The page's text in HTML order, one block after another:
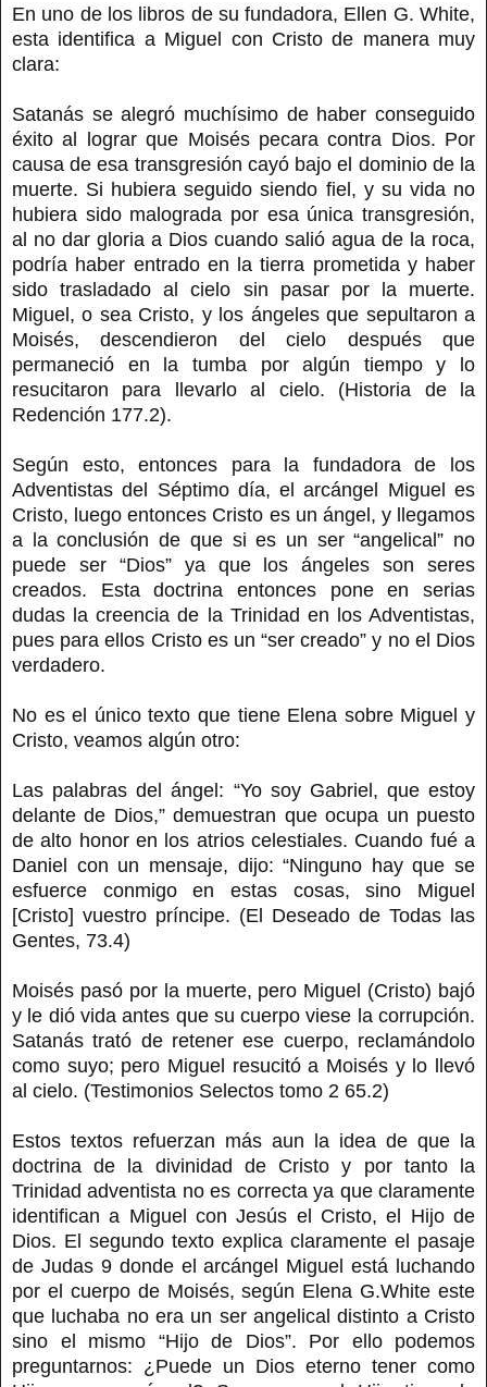
En uno de los libros de su fundadora, Ellen G. White,
esta identifica a Miguel con Cristo de manera muy
clara:
Satanás se alegró muchísimo de haber conseguido
éxito al lograr que Moisés pecara contra Dios. Por
causa de esa transgresión cayó bajo el dominio de la
muerte. Si hubiera seguido siendo fiel, y su vida no
hubiera sido malograda por esa única transgresión,
al no dar gloria a Dios cuando salió agua de la roca,
podría haber entrado en la tierra prometida y haber
sido trasladado al cielo sin pasar por la muerte.
Miguel, o sea Cristo, y los ángeles que sepultaron a
Moisés, descendieron del cielo después que
permaneció en la tumba por algún tiempo y lo
resucitaron para llevarlo al cielo. (Historia de la
Redención 177.2).
Según esto, entonces para la fundadora de los
Adventistas del Séptimo día, el arcángel Miguel es
Cristo, luego entonces Cristo es un ángel, y llegamos
a la conclusión de que si es un ser “angelical” no
puede ser “Dios” ya que los ángeles son seres
creados. Esta doctrina entonces pone en serias
dudas la creencia de la Trinidad en los Adventistas,
pues para ellos Cristo es un “ser creado” y no el Dios
verdadero.
No es el único texto que tiene Elena sobre Miguel y
Cristo, veamos algún otro:
Las palabras del ángel: “Yo soy Gabriel, que estoy
delante de Dios,” demuestran que ocupa un puesto
de alto honor en los atrios celestiales. Cuando fué a
Daniel con un mensaje, dijo: “Ninguno hay que se
esfuerce conmigo en estas cosas, sino Miguel
[Cristo] vuestro príncipe. (El Deseado de Todas las
Gentes, 73.4)
Moisés pasó por la muerte, pero Miguel (Cristo) bajó
y le dió vida antes que su cuerpo viese la corrupción.
Satanás trató de retener ese cuerpo, reclamándolo
como suyo; pero Miguel resucitó a Moisés y lo llevó
al cielo. (Testimonios Selectos tomo 2 65.2)
Estos textos refuerzan más aun la idea de que la
doctrina de la divinidad de Cristo y por tanto la
Trinidad adventista no es correcta ya que claramente
identifican a Miguel con Jesús el Cristo, el Hijo de
Dios. El segundo texto explica claramente el pasaje
de Judas 9 donde el arcángel Miguel está luchando
por el cuerpo de Moisés, según Elena G.White este
que luchaba no era un ser angelical distinto a Cristo
sino el mismo “Hijo de Dios”. Por ello podemos
preguntarnos: ¿Puede un Dios eterno tener como